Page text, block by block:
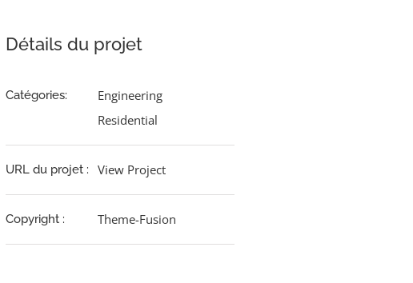
Détails du projet
Catégories:
Engineering
Residential
URL du projet : View Project
Copyright : Theme-Fusion